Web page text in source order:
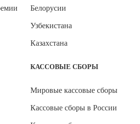
Белорусии
Узбекистана
Казахстана
КАССОВЫЕ СБОРЫ
Мировые кассовые сборы
Кассовые сборы в России